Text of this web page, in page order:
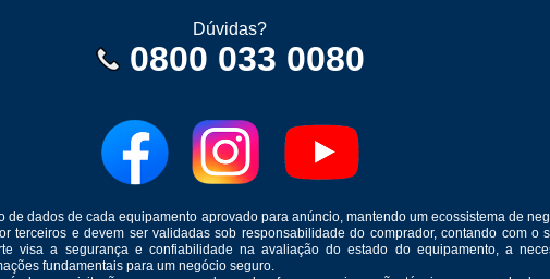
Dúvidas?
0800 033 0080
de dados de cada equipamento aprovado para anúncio, mantendo um ecossistema de
terceiros e devem ser validadas sob responsabilidade do comprador, contando com o
visa a segurança e confiabilidade na avaliação do estado do equipamento, a
fundamentais para um negócio seguro.